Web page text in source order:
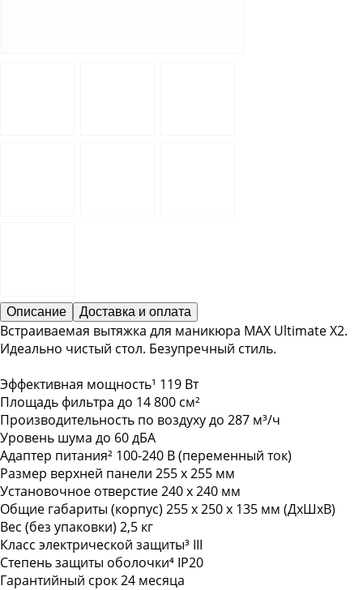
Описание Доставка и оплата
Встраиваемая вытяжка для маникюра MAX Ultimate X2.
Идеально чистый стол. Безупречный стиль.
Эффективная мощность¹ 119 Вт
Площадь фильтра до 14 800 см²
Производительность по воздуху до 287 м³/ч
Уровень шума до 60 дБА
Адаптер питания² 100-240 В (переменный ток)
Размер верхней панели 255 х 255 мм
Установочное отверстие 240 х 240 мм
Общие габариты (корпус) 255 х 250 х 135 мм (ДхШхВ)
Вес (без упаковки) 2,5 кг
Класс электрической защиты³ III
Степень защиты оболочки⁴ IP20
Гарантийный срок 24 месяца